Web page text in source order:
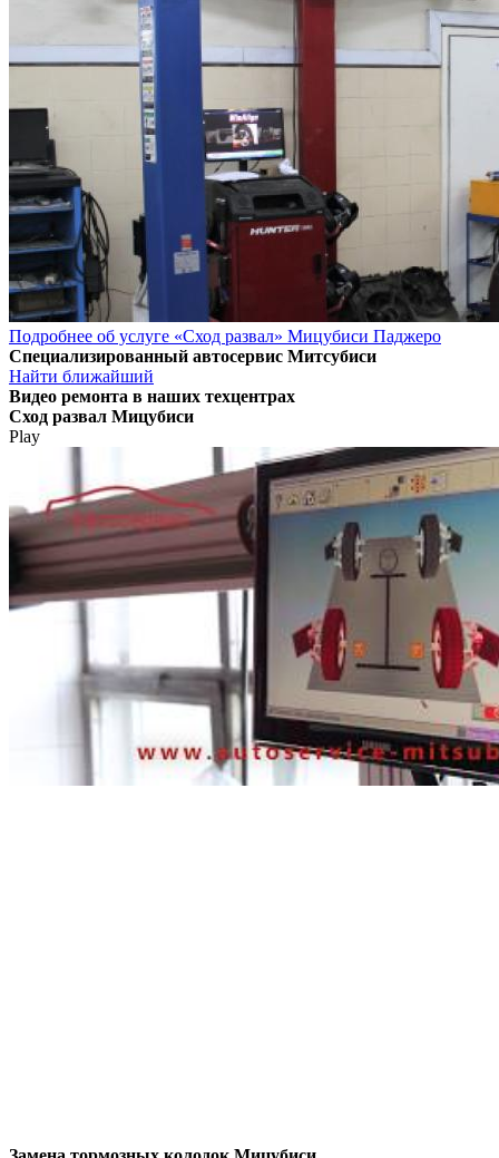
Подробнее об услуге «Сход развал» Мицубиси Паджеро
Специализированный автосервис Митсубиси
Найти ближайший
Видео ремонта в наших техцентрах
Сход развал Мицубиси
Play